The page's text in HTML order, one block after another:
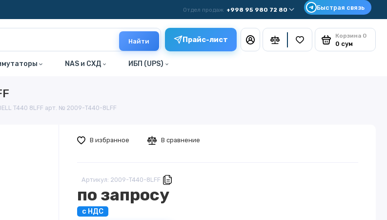
Отдел продаж +998 95 980 72 80
Найти Прайс-лист Корзина 0
0 сум
NAS и СХД ИБП (UPS)
T440 8LFF арт. № 2009-T440-8LFF
Артикул: 2009-T440-8LFF
по запросу
с НДС
В избранное В сравнение